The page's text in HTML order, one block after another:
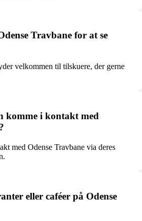
Travbane for at se
velkommen til tilskuere, der gerne
komme i kontakt med
med Odense Travbane via deres
eller caféer på Odense